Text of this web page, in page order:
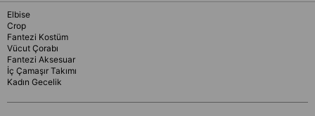
Elbise
Crop
Fantezi Kostüm
Vücut Çorabı
Fantezi Aksesuar
İç Çamaşır Takımı
Kadın Gecelik